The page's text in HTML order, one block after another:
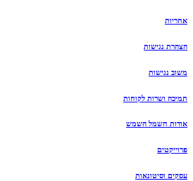
אחריות
הצהרת נגישות
משוב נגישות
תמיכה ושרות לקוחות
אודות חשמל השמש
פרוייקטים
עסקים וסיטונאות